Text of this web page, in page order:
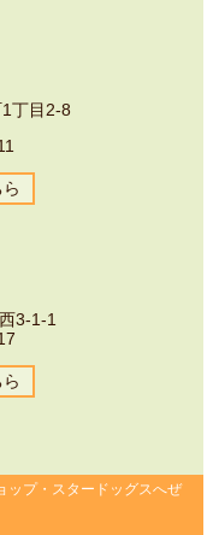
丁目2-8
3-1-1
ップ・スタードッグスへぜ